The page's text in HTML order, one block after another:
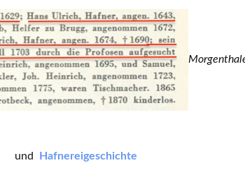
und Hafnereigeschichte